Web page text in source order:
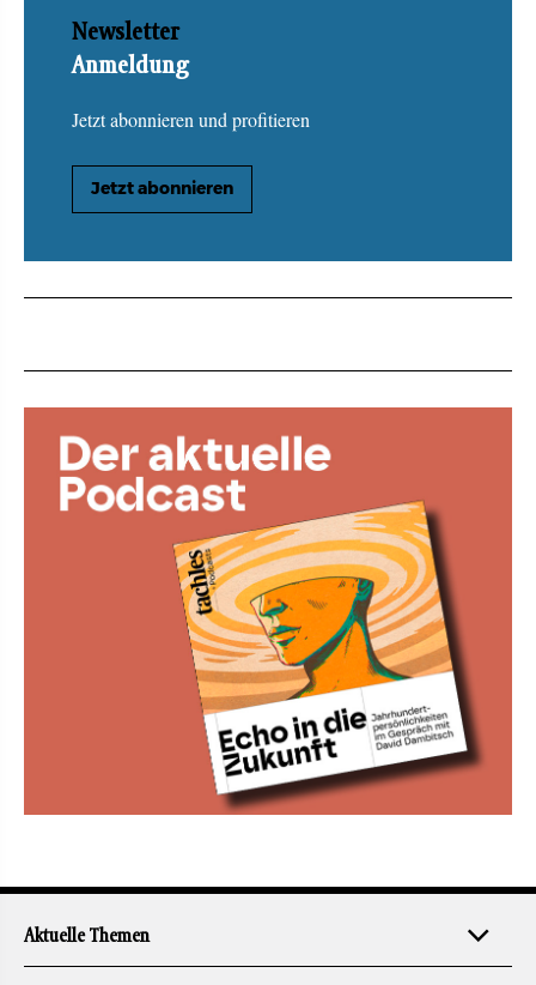
Newsletter
Anmeldung
Jetzt abonnieren und profitieren
Jetzt abonnieren
Aktuelle Themen